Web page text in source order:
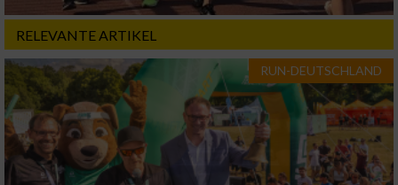
RELEVANTE ARTIKEL
RUN-DEUTSCHLAND
Geräte anhand von aktiv angeforderten
Informationen identifizieren
Notwendig
Performance